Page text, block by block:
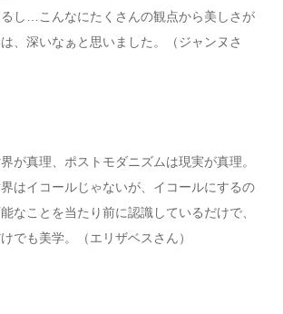
し…こんなにたくさんの観点から美しさが
、深いなぁと思いました。（ジャンヌさ
が真理、ポストモダニズムは現実が真理。
はイコールじゃないが、イコールにするの
なことを当たり前に認識しているだけで、
でも美学。（エリザベスさん）